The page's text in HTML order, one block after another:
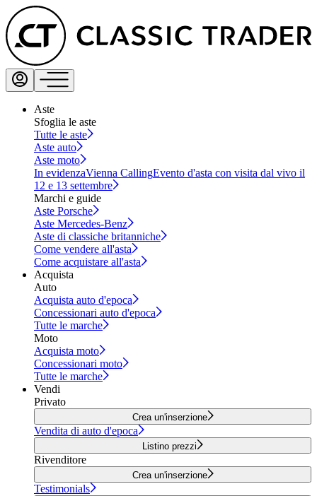
Aste
Sfoglia le aste
Tutte le aste
Aste auto
Aste moto
In evidenzaVienna CallingEvento d'asta con visita dal vivo il
12 e 13 settembre
Marchi e guide
Aste Porsche
Aste Mercedes-Benz
Aste di classiche britanniche
Come vendere all'asta
Come acquistare all'asta
Acquista
Auto
Acquista auto d'epoca
Concessionari auto d'epoca
Tutte le marche
Moto
Acquista moto
Concessionari moto
Tutte le marche
Vendi
Privato
Crea un'inserzione
Vendita di auto d'epoca
Listino prezzi
Rivenditore
Crea un'inserzione
Testimonials